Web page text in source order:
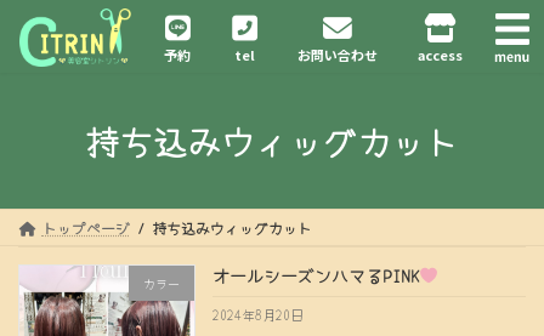
ッ
移
予約 tel お問い合わせ access
持ち込みウィッグカット
トップページ 持ち込みウィッグカット
カラー オールシーズンハマるPINK
2024年8月20日